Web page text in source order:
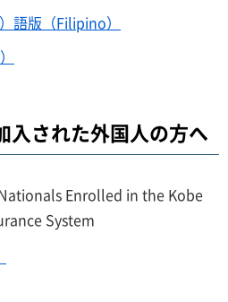
語版（Filipino）
入された外国人の方へ
Enrolled in the Kobe
System